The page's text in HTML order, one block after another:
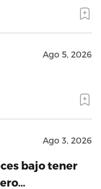
Ago 5, 2026
Ago 3, 2026
bajo tener